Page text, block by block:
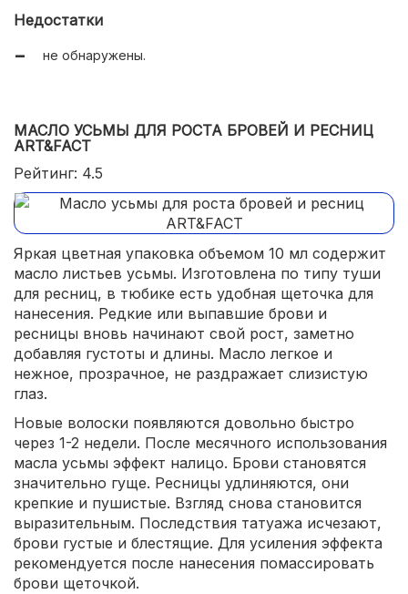
Недостатки
не обнаружены.
МАСЛО УСЬМЫ ДЛЯ РОСТА БРОВЕЙ И РЕСНИЦ
ART&FACT
Рейтинг: 4.5
Яркая цветная упаковка объемом 10 мл содержит
масло листьев усьмы. Изготовлена по типу туши
для ресниц, в тюбике есть удобная щеточка для
нанесения. Редкие или выпавшие брови и
ресницы вновь начинают свой рост, заметно
добавляя густоты и длины. Масло легкое и
нежное, прозрачное, не раздражает слизистую
глаз.
Новые волоски появляются довольно быстро
через 1-2 недели. После месячного использования
масла усьмы эффект налицо. Брови становятся
значительно гуще. Ресницы удлиняются, они
крепкие и пушистые. Взгляд снова становится
выразительным. Последствия татуажа исчезают,
брови густые и блестящие. Для усиления эффекта
рекомендуется после нанесения помассировать
брови щеточкой.